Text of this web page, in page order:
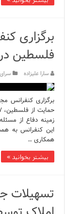
برگزاری
فلسطین
سارا علیزاده
برگزاری کنفرانس
زمینه دفاع از
این کنفرانس به
همکاری …
بیشتر بخوانید »
تسهیلات